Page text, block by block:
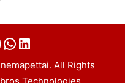
WhatsApp
LinkedIn
All Rights